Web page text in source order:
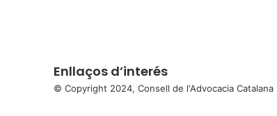
Enllaços d’interés
© Copyright 2024, Consell de l'Advocacia Catalana |